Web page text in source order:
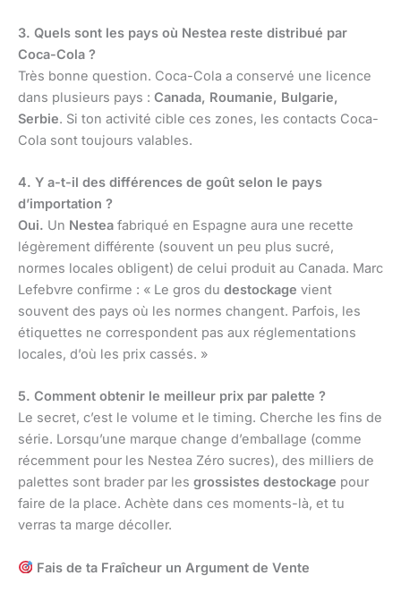
3. Quels sont les pays où Nestea reste distribué par
Coca-Cola ?
Très bonne question. Coca-Cola a conservé une licence
dans plusieurs pays : Canada, Roumanie, Bulgarie,
Serbie. Si ton activité cible ces zones, les contacts Coca-
Cola sont toujours valables.
4. Y a-t-il des différences de goût selon le pays
d’importation ?
Oui. Un Nestea fabriqué en Espagne aura une recette
légèrement différente (souvent un peu plus sucré,
normes locales obligent) de celui produit au Canada. Marc
Lefebvre confirme : « Le gros du destockage vient
souvent des pays où les normes changent. Parfois, les
étiquettes ne correspondent pas aux réglementations
locales, d’où les prix cassés. »
5. Comment obtenir le meilleur prix par palette ?
Le secret, c’est le volume et le timing. Cherche les fins de
série. Lorsqu’une marque change d’emballage (comme
récemment pour les Nestea Zéro sucres), des milliers de
palettes sont brader par les grossistes destockage pour
faire de la place. Achète dans ces moments-là, et tu
verras ta marge décoller.
Fais de ta Fraîcheur un Argument de Vente